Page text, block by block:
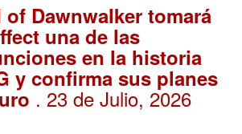
Dawnwalker tomará
una de las
en la historia
y confirma sus planes
. 23 de Julio, 2026